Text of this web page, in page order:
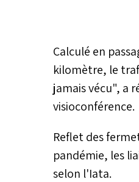
Calculé en
kilomètre, le
jamais vécu", a
visioconférence.
Reflet des
pandémie, les
selon l'Iata.